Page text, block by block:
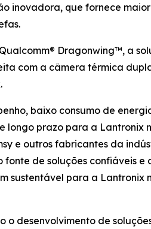
inovadora, que fornece
Dragonwing™, a
com a câmera térmica
baixo consumo de
prazo para a Lantronix
e outros fabricantes da
de soluções confiáveis e
sustentável para a Lantronix
desenvolvimento de